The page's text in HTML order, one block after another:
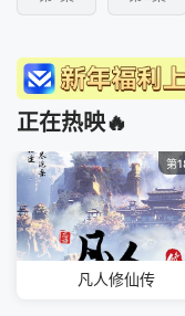
正在热映🔥
第
凡人修仙传